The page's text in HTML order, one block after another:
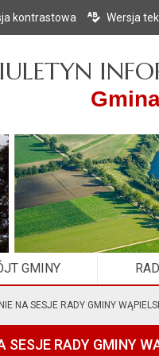
Przejdź
Przejdź
kontrastowa Wersja
GMINY
NA SESJE RADY GMINY
SESJE RADY GMINY